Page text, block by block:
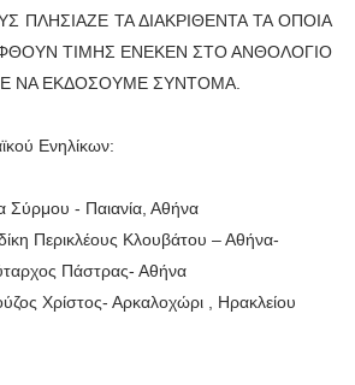
ΠΛΗΣΙΑΖΕ ΤΑ ΔΙΑΚΡΙΘΕΝΤΑ ΤΑ ΟΠΟΙΑ
ΤΙΜΗΣ ΕΝΕΚΕΝ ΣΤΟ ΑΝΘΟΛΟΓΙΟ
ΝΑ ΕΚΔΟΣΟΥΜΕ ΣΥΝΤΟΜΑ.
Ενηλίκων:
Σύρμου - Παιανία, Αθήνα
Περικλέους Κλουβάτου – Αθήνα-
Πάστρας- Αθήνα
Χρίστος- Αρκαλοχώρι , Ηρακλείου